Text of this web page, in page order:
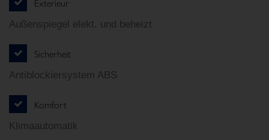
Außenspiegel elekt. und beheizt
Sicherheit
Antiblockiersystem ABS
Komfort
Klimaautomatik